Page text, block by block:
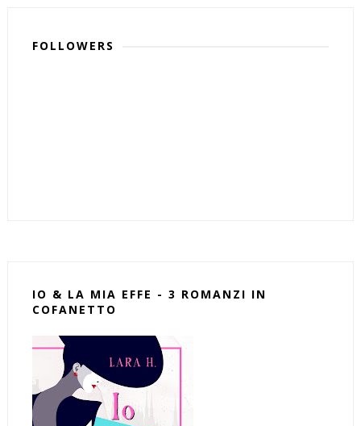
FOLLOWERS
IO & LA MIA EFFE - 3 ROMANZI IN
COFANETTO